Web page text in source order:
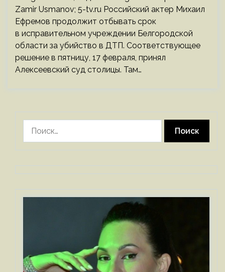
Zamir Usmanov; 5-tv.ru Российский актер Михаил
Ефремов продолжит отбывать срок
в исправительном учреждении Белгородской
области за убийство в ДТП. Соответствующее
решение в пятницу, 17 февраля, принял
Алексеевский суд столицы. Там…